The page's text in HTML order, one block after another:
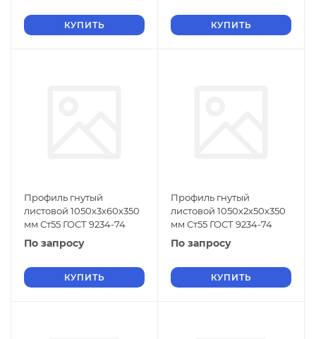
КУПИТЬ КУПИТЬ
Профиль гнутый
листовой 1050х3х60х350
мм Ст55 ГОСТ 9234-74
По запросу
КУПИТЬ
Профиль гнутый
листовой 1050х2х50х350
мм Ст55 ГОСТ 9234-74
По запросу
КУПИТЬ